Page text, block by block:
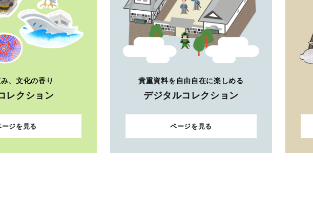
、文化の香り
レクション
ージを見る
貴重資料を自由自在に楽しめる
デジタルコレクション
ページを見る